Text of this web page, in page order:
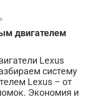
двигателем
Lexus
систему
Lexus – от
Экономия и